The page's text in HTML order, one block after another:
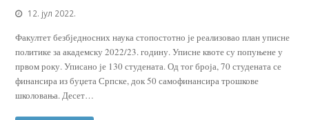
12. јул 2022.
Факултет безбједносних наука стопостотно је реализовао план уписне
политике за академску 2022/23. годину. Уписне квоте су попуњене у
првом року. Уписано је 130 студената. Од тог броја, 70 студената се
финансира из буџета Српске, док 50 самофинансира трошкове
школовања. Десет…